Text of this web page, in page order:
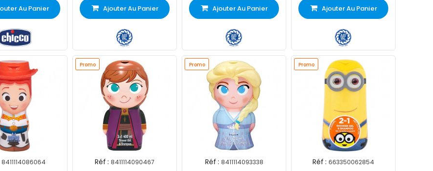
Au Panier Ajouter Au Panier Ajouter Au Panier Ajouter Au Panier
8411114086064
Promo
Réf : 8411114090467
Promo
Réf : 8411114093338
Promo
Réf : 663350062854